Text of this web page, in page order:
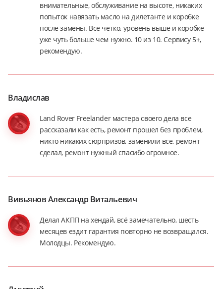
внимательные, обслуживание на высоте, никаких
попыток навязать масло на дилетанте и коробке
после замены. Все четко, уровень выше и коробке
уже чуть больше чем нужно. 10 из 10. Сервису 5+,
рекомендую.
Владислав
Land Rover Freelander мастера своего дела все
рассказали как есть, ремонт прошел без проблем,
никто никаких сюрпризов, заменили все, ремонт
сделал, ремонт нужный спасибо огромное.
Вивьянов Александр Витальевич
Делал АКПП на хендай, всё замечательно, шесть
месяцев ездит гарантия повторно не возвращался.
Молодцы. Рекомендую.